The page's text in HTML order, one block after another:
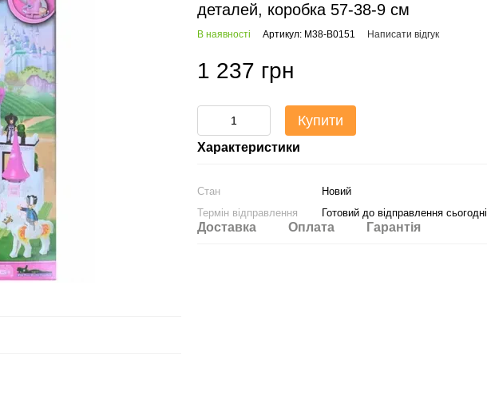
деталей, коробка 57-38-9 см
В наявності Артикул: M38-B0151 Написати відгук
1 237 грн
Купити
Характеристики
Стан
Новий
Термін відправлення
Готовий до відправлення сьогодні
Доставка Оплата Гарантія